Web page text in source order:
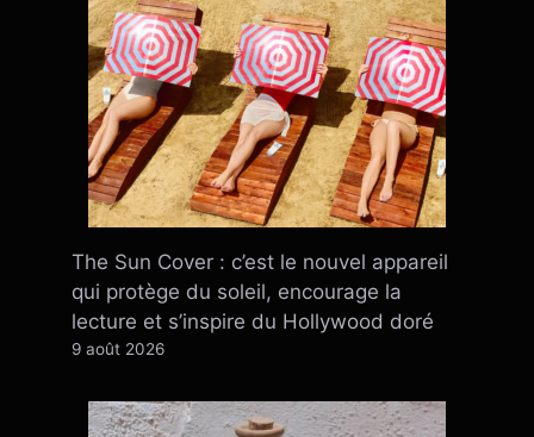
The Sun Cover : c’est le nouvel appareil
qui protège du soleil, encourage la
lecture et s’inspire du Hollywood doré
9 août 2026